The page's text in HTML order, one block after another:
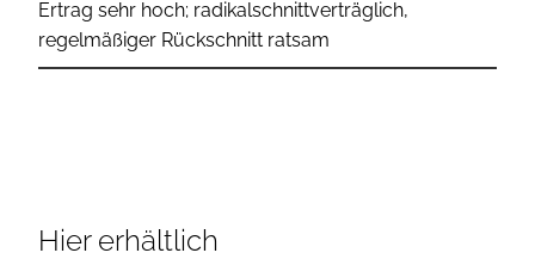
Ertrag sehr hoch; radikalschnittverträglich,
regelmäßiger Rückschnitt ratsam
Hier erhältlich